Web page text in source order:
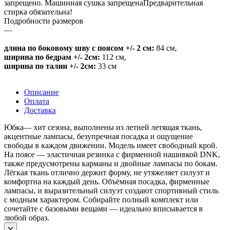
запрещено. Машинная сушка запрещенаПредварительная
стирка обязательна!
Подробности размеров
—
длина по боковому шву с поясом +/- 2 см: 84 см,
ширина по бедрам +/- 2см: 112 см,
ширина по талии +/- 2см: 33 см
Описание
Оплата
Доставка
Юбка— хит сезона, выполнены из летней летящая ткань,
акцентные лампасы, безупречная посадка и ощущение
свободы в каждом движении. Модель имеет свободный крой.
На поясе — эластичная резинка с фирменной нашивкой DNK,
также предусмотрены карманы и двойные лампасы по бокам.
Лёгкая ткань отлично держит форму, не утяжеляет силуэт и
комфортна на каждый день. Объёмная посадка, фирменные
лампасы, и выразительный силуэт создают спортивный стиль
с модным характером. Собирайте полный комплект или
сочетайте с базовыми вещами — идеально вписывается в
любой образ.